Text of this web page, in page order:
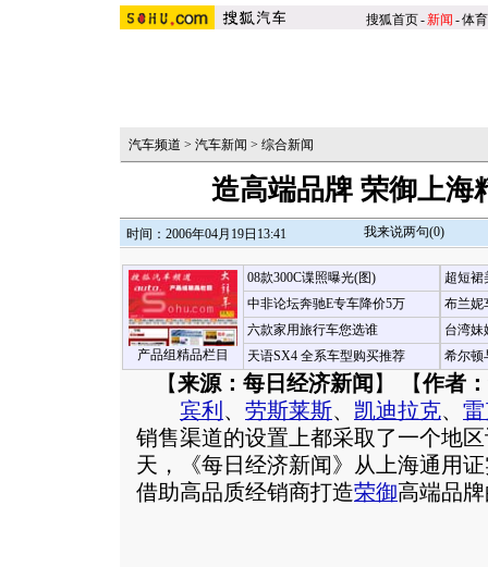
搜狐首页-新闻 -体育
汽车频道 > 汽车新闻 > 综合新闻
造高端品牌 荣御上海
时间：2006年04月19日13:41 我来说两句(0)
产品组精品栏目
08款300C谍照曝光(图)
中非论坛奔驰E专车降价5万
六款家用旅行车您选谁
天语SX4 全系车型购买推荐
超短裙
布兰妮
台湾妹
希尔顿
【来源：每日经济新闻 】 【作者
宾利 、 劳斯莱斯、 凯迪拉克、
销售渠道的设置上都采取了一个地
天，《每日经济新闻》从上海通用
借助高品质经销商打造荣御高端品